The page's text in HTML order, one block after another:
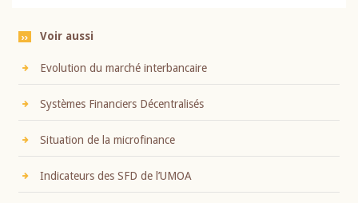
Voir aussi
Evolution du marché interbancaire
Systèmes Financiers Décentralisés
Situation de la microfinance
Indicateurs des SFD de l’UMOA